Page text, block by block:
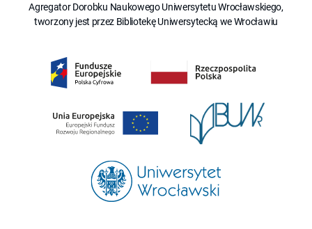
Agregator Dorobku Naukowego Uniwersytetu Wrocławskiego,
tworzony jest przez Bibliotekę Uniwersytecką we Wrocławiu